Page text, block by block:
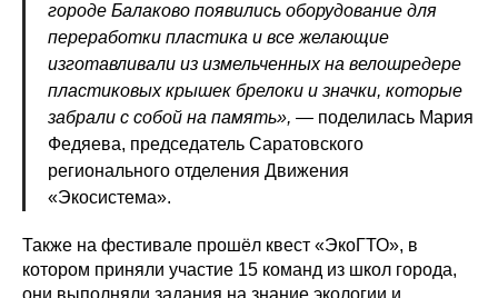
городе Балаково появились оборудование для
переработки пластика и все желающие
изготавливали из измельченных на велошредере
пластиковых крышек брелоки и значки, которые
забрали с собой на память», — поделилась Мария
Федяева, председатель Саратовского
регионального отделения Движения
«Экосистема».
Также на фестивале прошёл квест «ЭкоГТО», в
котором приняли участие 15 команд из школ города,